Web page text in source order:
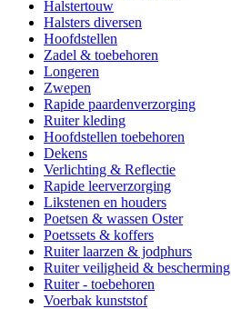
Halstertouw
Halsters diversen
Hoofdstellen
Zadel & toebehoren
Longeren
Zwepen
Rapide paardenverzorging
Ruiter kleding
Hoofdstellen toebehoren
Dekens
Verlichting & Reflectie
Rapide leerverzorging
Likstenen en houders
Poetsen & wassen Oster
Poetssets & koffers
Ruiter laarzen & jodphurs
Ruiter veiligheid & bescherming
Ruiter - toebehoren
Voerbak kunststof